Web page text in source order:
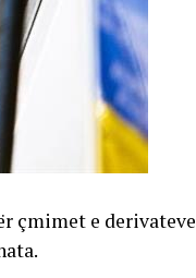
çmimet e derivateve